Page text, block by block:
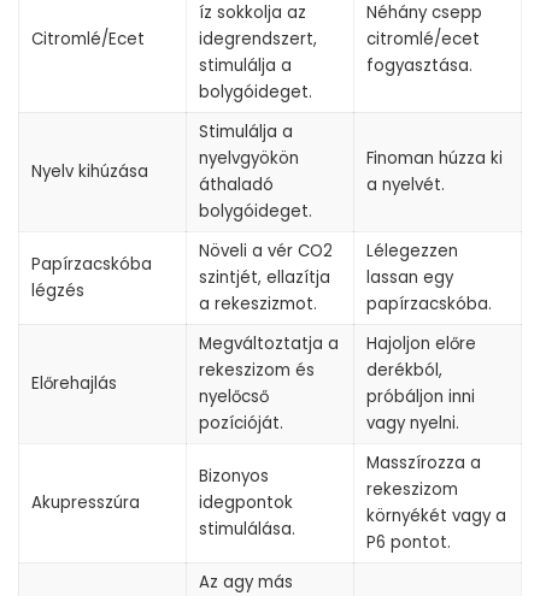
Citromlé/Ecet
íz sokkolja az
idegrendszert,
stimulálja a
bolygóideget.
Néhány csepp
citromlé/ecet
fogyasztása.
Nyelv kihúzása
Stimulálja a
nyelvgyökön
áthaladó
bolygóideget.
Finoman húzza ki
a nyelvét.
Papírzacskóba
légzés
Növeli a vér CO2
szintjét, ellazítja
a rekeszizmot.
Lélegezzen
lassan egy
papírzacskóba.
Előrehajlás
Megváltoztatja a
rekeszizom és
nyelőcső
pozícióját.
Hajoljon előre
derékból,
próbáljon inni
vagy nyelni.
Akupresszúra
Bizonyos
idegpontok
stimulálása.
Masszírozza a
rekeszizom
környékét vagy a
P6 pontot.
Az agy más